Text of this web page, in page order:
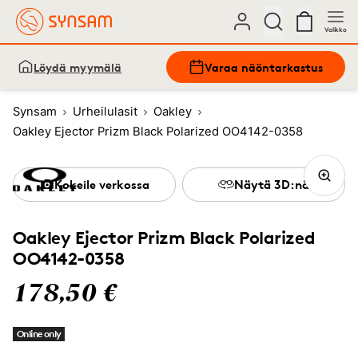
Valikko
Löydä myymälä Varaa näöntarkastus
Synsam Urheilulasit
Oakley
Oakley Ejector Prizm Black Polarized OO4142-0358
Oakley Ejector Prizm Black Polarized
OO4142-0358
178,50 €
Online only
Kokeile verkossa Näytä 3D:nä